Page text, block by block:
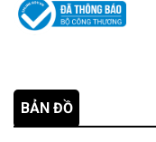
BẢN ĐỒ